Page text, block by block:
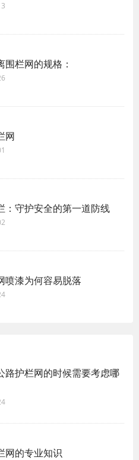
围栏网的规格：
网
：守护安全的第一道防线
喷漆为何容易脱落
路护栏网的时候需要考虑哪
网的专业知识